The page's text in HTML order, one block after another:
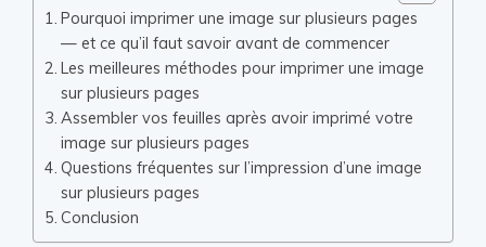
Pourquoi imprimer une image sur plusieurs pages
— et ce qu’il faut savoir avant de commencer
Les meilleures méthodes pour imprimer une image
sur plusieurs pages
Assembler vos feuilles après avoir imprimé votre
image sur plusieurs pages
Questions fréquentes sur l’impression d’une image
sur plusieurs pages
Conclusion